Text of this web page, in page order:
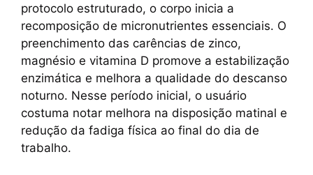
protocolo estruturado, o corpo inicia a
recomposição de micronutrientes essenciais. O
preenchimento das carências de zinco,
magnésio e vitamina D promove a estabilização
enzimática e melhora a qualidade do descanso
noturno. Nesse período inicial, o usuário
costuma notar melhora na disposição matinal e
redução da fadiga física ao final do dia de
trabalho.